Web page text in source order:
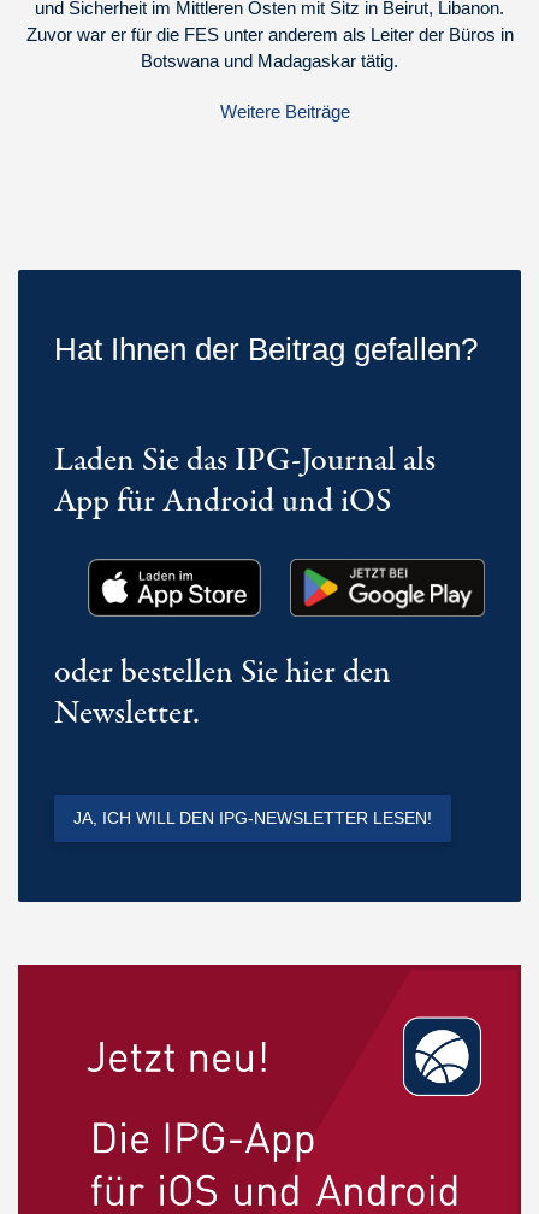
und Sicherheit im Mittleren Osten mit Sitz in Beirut, Libanon.
Zuvor war er für die FES unter anderem als Leiter der Büros in
Botswana und Madagaskar tätig.
Weitere Beiträge
Hat Ihnen der Beitrag gefallen?
Laden Sie das IPG-Journal als
App für Android und iOS
oder bestellen Sie hier den
Newsletter.
JA, ICH WILL DEN IPG-NEWSLETTER LESEN!